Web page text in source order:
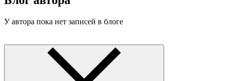
У автора пока нет записей в блоге